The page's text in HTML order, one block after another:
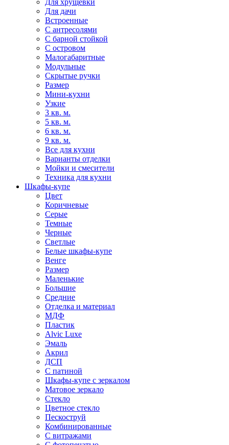
Для хрущевки
Для дачи
Встроенные
С антресолями
С барной стойкой
С островом
Малогабаритные
Модульные
Скрытые ручки
Размер
Мини-кухни
Узкие
3 кв. м.
5 кв. м.
6 кв. м.
9 кв. м.
Все для кухни
Варианты отделки
Мойки и смесители
Техника для кухни
Шкафы-купе
Цвет
Коричневые
Серые
Темные
Черные
Светлые
Белые шкафы-купе
Венге
Размер
Маленькие
Большие
Средние
Отделка и материал
МДФ
Пластик
Alvic Luxe
Эмаль
Акрил
ДСП
С патиной
Шкафы-купе с зеркалом
Матовое зеркало
Стекло
Цветное стекло
Пескоструй
Комбинированные
С витражами